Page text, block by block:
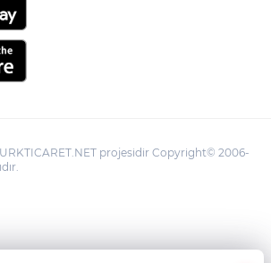
projesidir Copyright© 2006-